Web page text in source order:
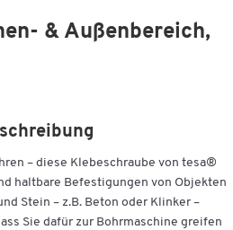
& Außenbereich,
– diese Klebeschraube von tesa®
haltbare Befestigungen von Objekten
Stein – z.B. Beton oder Klinker –
Sie dafür zur Bohrmaschine greifen